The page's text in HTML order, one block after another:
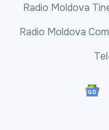
Radio Moldova
Radio Moldova